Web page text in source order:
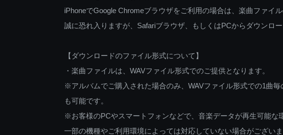
iPhoneでGoogle Chromeブラウザをご利用の場合は、楽曲ファイ
誠に恐れ入りますが、Safariブラウザ、もしくはPCからダウンロ
【ダウンロードのファイル形式について】
・楽曲ファイルは、WAVファイル形式でのご提供となります。
※アルバムでご購入された場合のみ、WAVファイル形式での1曲
も可能です。
※お客様のPCやスマートフォンなどで、音楽データが再生可能な
一部の機種やご利用環境によっては対応していない場合がございま